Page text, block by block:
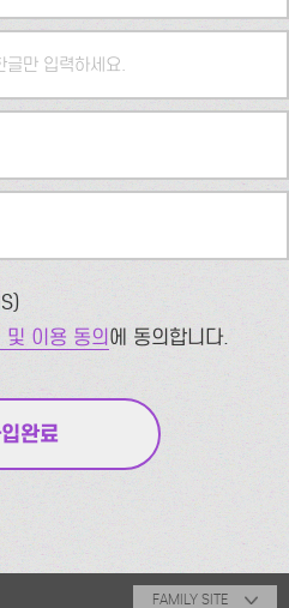
글만 입력하세요.
이용 동의에 동의합니다.
FAMILY SITE